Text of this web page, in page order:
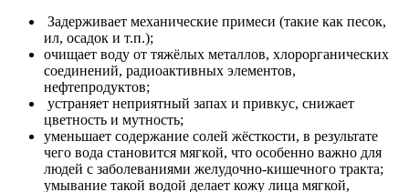
Задерживает механические примеси (такие как песок,
ил, осадок и т.п.);
очищает воду от тяжёлых металлов, хлорорганических
соединений, радиоактивных элементов,
нефтепродуктов;
устраняет неприятный запах и привкус, снижает
цветность и мутность;
уменьшает содержание солей жёсткости, в результате
чего вода становится мягкой, что особенно важно для
людей с заболеваниями желудочно-кишечного тракта;
умывание такой водой делает кожу лица мягкой,